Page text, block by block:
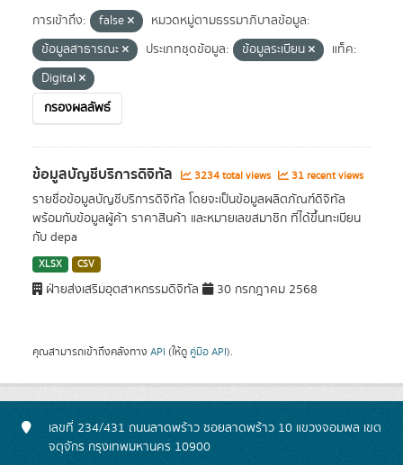
การเข้าถึง: false
หมวดหมู่ตามธรรมาภิบาลข้อมูล:
ข้อมูลสาธารณะ
ประเภทชุดข้อมูล: ข้อมูลระเบียน
แท็ค:
Digital
กรองผลลัพธ์
ข้อมูลบัญชีบริการดิจิทัล 3234 total views 31 recent views
รายชื่อข้อมูลบัญชีบริการดิจิทัล โดยจะเป็นข้อมูลผลิตภัณฑ์ดิจิทัล
พร้อมกับข้อมูลผู้ค้า ราคาสินค้า และหมายเลขสมาชิก ที่ได้ขึ้นทะเบียน
กับ depa
XLSX CSV
ฝ่ายส่งเสริมอุตสาหกรรมดิจิทัล 30 กรกฎาคม 2568
คุณสามารถเข้าถึงคลังทาง API (ให้ดู คู่มือ API).
เลขที่ 234/431 ถนนลาดพร้าว ซอยลาดพร้าว 10 แขวงจอมพล เขต
จตุจักร กรุงเทพมหานคร 10900